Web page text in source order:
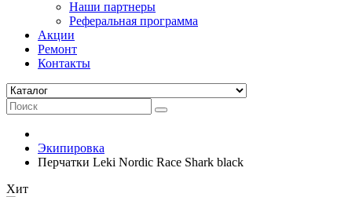
Наши партнеры
Реферальная программа
Акции
Ремонт
Контакты
Экипировка
Перчатки Leki Nordic Race Shark black
Хит